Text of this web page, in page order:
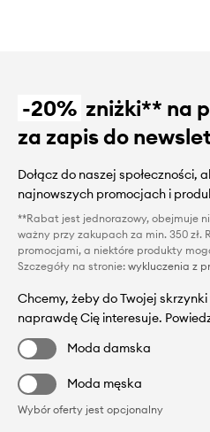
-20% zniżki** na
za zapis do
Dołącz do naszej
najnowszych promocjach i
**Rabat jest jednorazowy, obejmuje
ważny przy zakupach za min. 350 zł.
promocjami, a niektóre produkty
Szczegóły na stronie: wykluczenia z
Chcemy, żeby do Twojej
naprawdę Cię interesuje.
Moda damska
Moda męska
Wybór oferty jest opcjonalny